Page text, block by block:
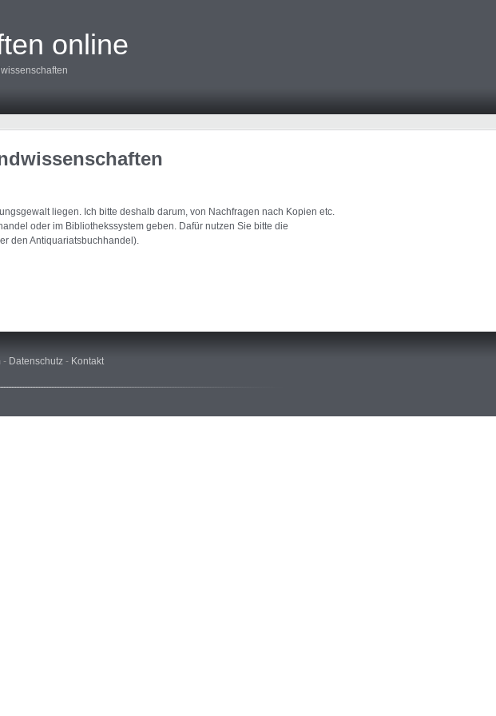
online
liegen. Ich bitte deshalb darum, von Nachfragen nach Kopien etc.
oder im Bibliothekssystem geben. Dafür nutzen Sie bitte die
den Antiquariatsbuchhandel).
- Datenschutz - Kontakt